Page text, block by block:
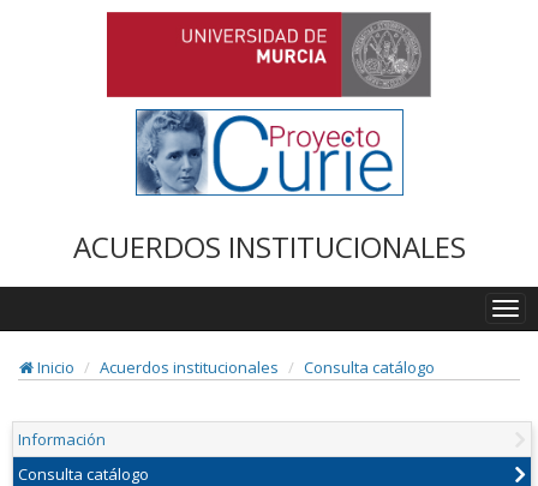
ACUERDOS INSTITUCIONALES
Inicio
Acuerdos institucionales Consulta catálogo
Información
Consulta catálogo